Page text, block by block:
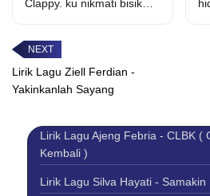
Clappy. ku nikmati bisik
Lirik Lagu Ziell Ferdian -
Yakinkanlah Sayang
Lirik Lagu Ajeng Febria - CLBK (
Kembali )
Lirik Lagu Silva Hayati - Samakin